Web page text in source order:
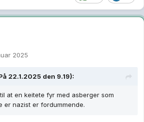
2025
22.1.2025 den 9.19):
at en keitete fyr med asberger som
er nazist er fordummende.